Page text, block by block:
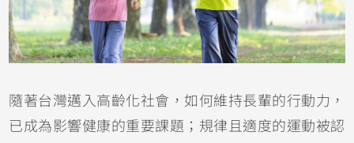
隨著台灣邁入高齡化社會，如何維持長輩的行動力，
已成為影響健康的重要課題；規律且適度的運動被認